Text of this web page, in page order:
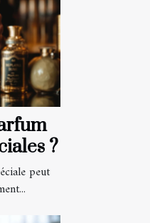
?
peut